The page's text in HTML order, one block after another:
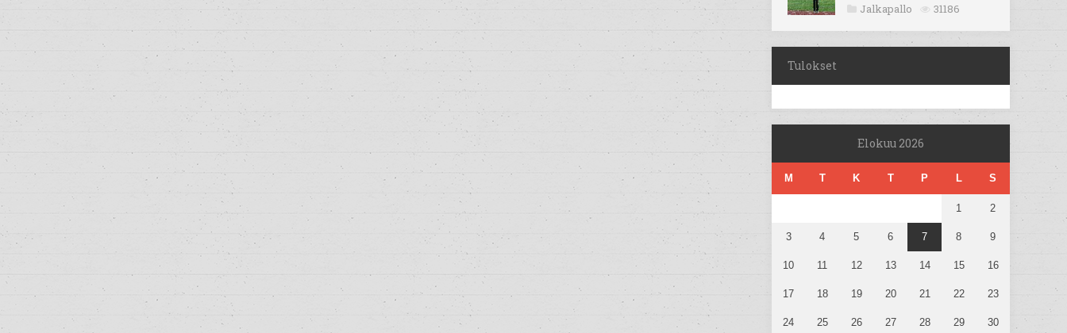
Jalkapallo 31186
Tulokset
Elokuu 2026
M T K T P L S
1 2
3 4 5 6 7 8 9
10 11 12 13 14 15 16
17 18 19 20 21 22 23
24 25 26 27 28 29 30